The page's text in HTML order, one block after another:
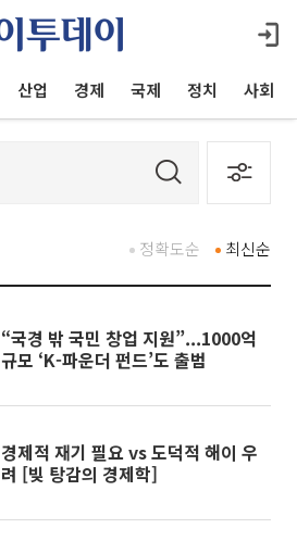
산업 경제 국제 정치 사회
최신순
정확도순
“국경 밖 국민 창업 지원”...1000억
규모 ‘K-파운더 펀드’도 출범
경제적 재기 필요 vs 도덕적 해이 우
려 [빚 탕감의 경제학]